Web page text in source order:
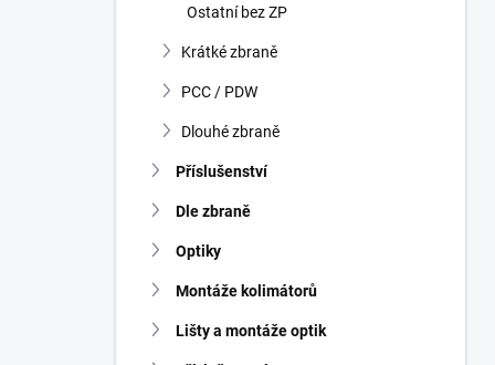
Ostatní bez ZP
Krátké zbraně
PCC / PDW
Dlouhé zbraně
Příslušenství
Dle zbraně
Optiky
Montáže kolimátorů
Lišty a montáže optik